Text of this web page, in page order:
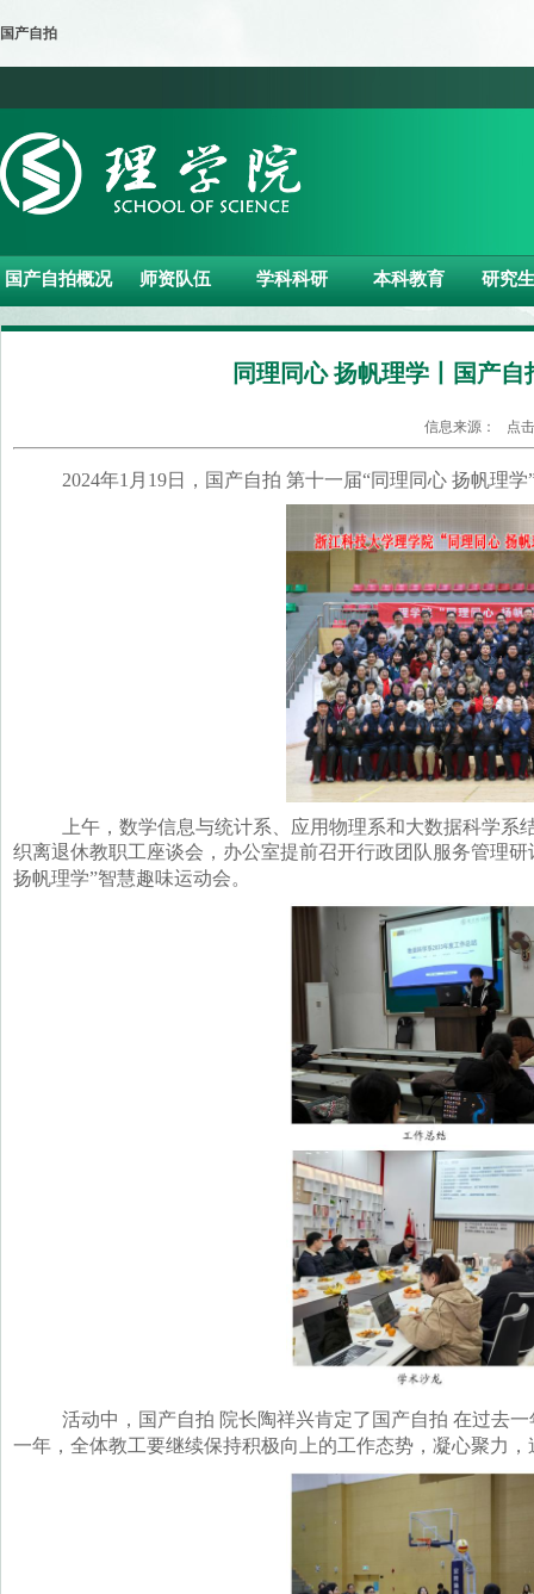
国产自拍
国产自拍概况 师资队伍 学科科研 本科教育 研究
同理同心 扬帆理学丨国产
信息来源： 点
2024年1月19日，国产自拍 第十一届“同理同心 扬帆理
上午，数学信息与统计系、应用物理系和大数据科学
织离退休教职工座谈会，办公室提前召开行政团队服务管理
扬帆理学”智慧趣味运动会。
活动中，国产自拍 院长陶祥兴肯定了国产自拍 在过去
一年，全体教工要继续保持积极向上的工作态势，凝心聚力